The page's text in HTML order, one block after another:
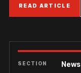
READ ARTICLE
SECTION News